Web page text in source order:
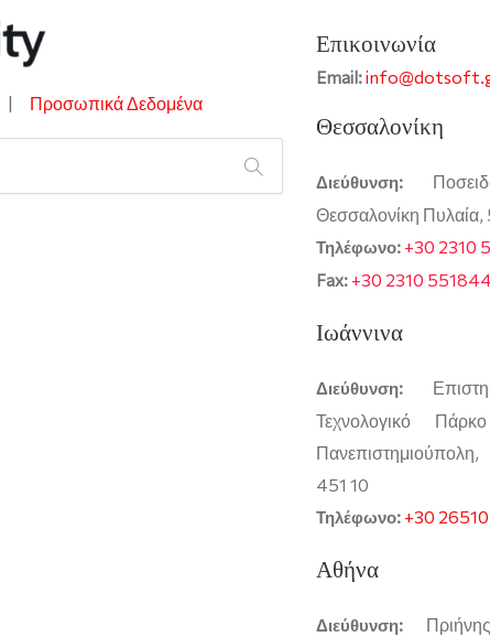
| Προσωπικά Δεδομένα
Επικοινωνία
Email:
Θεσσαλονίκη
Διεύθυνση:
Θεσσαλονίκη
Τηλέφωνο: +30 2310
Fax: +30 2310 551844
Ιωάννινα
Διεύθυνση:
Τεχνολογικό
451 10
Τηλέφωνο: +30
Αθήνα
Διεύθυνση: